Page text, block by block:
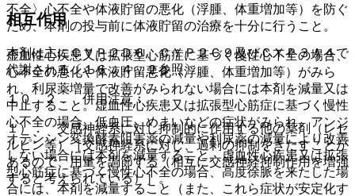
相互作用
本剤は主にＣＹＰ２Ｄ６、ＣＹＰ２Ｃ９及びＣＹＰ３Ａ４で
代謝される〔１６．４．２参照〕。
１０．２． 併用注意：
１）． 交感神経系に対し抑制的に作用する他の薬剤（レセ
ルピン等）［交感神経系に対し、過剰の抑制をきたすことが
あるので、用量を調節する（相互に交感神経抑制作用を増強
すると考えられている）］。
不全〉心不全や体液貯留の悪化（浮腫、体重増加等）を防ぐ
ため、本剤の投与前に体液貯留の治療を十分に行うこと。
虚血性心疾患又は拡張型心筋症に基づく慢性心不全の場合、
心不全の悪化や体液貯留悪化（浮腫、体重増加等）がみら
れ、利尿薬増量で改善がみられない場合には本剤を減量又は
中止すること。虚血性心疾患又は拡張型心筋症に基づく慢性
心不全の場合、低血圧、めまいなどの症状がみられ、アンジ
オテンシン変換酵素阻害薬の減量や利尿薬の減量により改善
しない場合には本剤を減量すること。虚血性心疾患又は拡張
型心筋症に基づく慢性心不全の場合、高度徐脈を来たした場
合には、本剤を減量すること（また、これら症状が安定化す